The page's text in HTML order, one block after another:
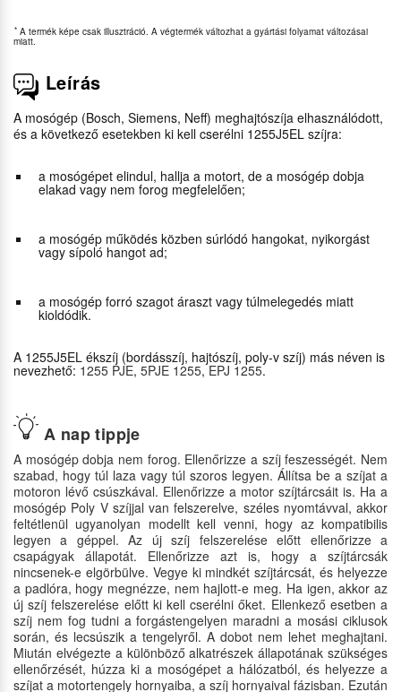
A nap tippje
A mosógép dobja nem forog. Ellenőrizze a szíj feszességét. Nem
szabad, hogy túl laza vagy túl szoros legyen. Állítsa be a szíjat a
motoron lévő csúszkával. Ellenőrizze a motor szíjtárcsáit is. Ha a
mosógép Poly V szíjjal van felszerelve, széles nyomtávval, akkor
feltétlenül ugyanolyan modellt kell venni, hogy az kompatibilis
legyen a géppel. Az új szíj felszerelése előtt ellenőrizze a
csapágyak állapotát. Ellenőrizze azt is, hogy a szíjtárcsák
nincsenek-e elgörbülve. Vegye ki mindkét szíjtárcsát, és helyezze
a padlóra, hogy megnézze, nem hajlott-e meg. Ha igen, akkor az
új szíj felszerelése előtt ki kell cserélni őket. Ellenkező esetben a
szíj nem fog tudni a forgástengelyen maradni a mosási ciklusok
során, és lecsúszik a tengelyről. A dobot nem lehet meghajtani.
Miután elvégezte a különböző alkatrészek állapotának szükséges
ellenőrzését, húzza ki a mosógépet a hálózatból, és helyezze a
szíjat a motortengely hornyaiba, a szíj hornyaival fázisban. Ezután
* A termék képe csak illusztráció. A végtermék változhat a gyártási folyamat változásai
miatt.
Leírás
A mosógép (Bosch, Siemens, Neff) meghajtószíja elhasználódott,
és a következő esetekben ki kell cserélni 1255J5EL szíjra:
a mosógépet elindul, hallja a motort, de a mosógép dobja
elakad vagy nem forog megfelelően;
a mosógép működés közben súrlódó hangokat, nyikorgást
vagy sípoló hangot ad;
a mosógép forró szagot áraszt vagy túlmelegedés miatt
kioldódik.
A 1255J5EL ékszíj (bordásszíj, hajtószíj, poly-v szíj) más néven is
nevezhető: 1255 PJE, 5PJE 1255,EPJ 1255.